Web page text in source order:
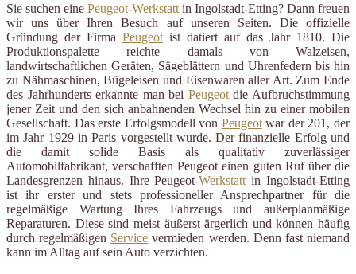
Sie suchen eine Peugeot-Werkstatt in Ingolstadt-Etting? Dann freuen
wir uns über Ihren Besuch auf unseren Seiten. Die offizielle
Gründung der Firma Peugeot ist datiert auf das Jahr 1810. Die
Produktionspalette reichte damals von Walzeisen,
landwirtschaftlichen Geräten, Sägeblättern und Uhrenfedern bis hin
zu Nähmaschinen, Bügeleisen und Eisenwaren aller Art. Zum Ende
des Jahrhunderts erkannte man bei Peugeotdie Aufbruchstimmung
jener Zeit und den sich anbahnenden Wechsel hin zu einer mobilen
Gesellschaft. Das erste Erfolgsmodell von Peugeotwar der 201, der
im Jahr 1929 in Paris vorgestellt wurde. Der finanzielle Erfolg und
die damit solide Basis als qualitativ zuverlässiger
Automobilfabrikant, verschafften Peugeot einen guten Ruf über die
Landesgrenzen hinaus. Ihre Peugeot-Werkstatt in Ingolstadt-Etting
ist ihr erster und stets professioneller Ansprechpartner für die
regelmäßige Wartung Ihres Fahrzeugs und außerplanmäßige
Reparaturen. Diese sind meist äußerst ärgerlich und können häufig
durch regelmäßigen Service vermieden werden. Denn fast niemand
kann im Alltag auf sein Auto verzichten.